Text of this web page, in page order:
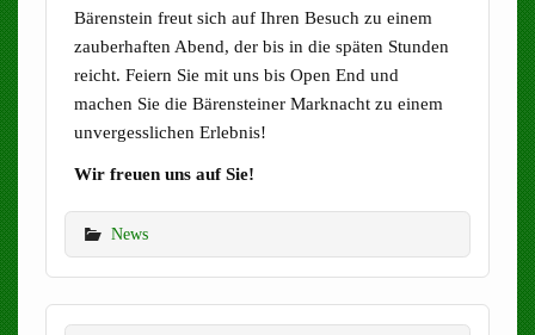
Bärenstein freut sich auf Ihren Besuch zu einem
zauberhaften Abend, der bis in die späten Stunden
reicht. Feiern Sie mit uns bis Open End und
machen Sie die Bärensteiner Marknacht zu einem
unvergesslichen Erlebnis!
Wir freuen uns auf Sie!
News